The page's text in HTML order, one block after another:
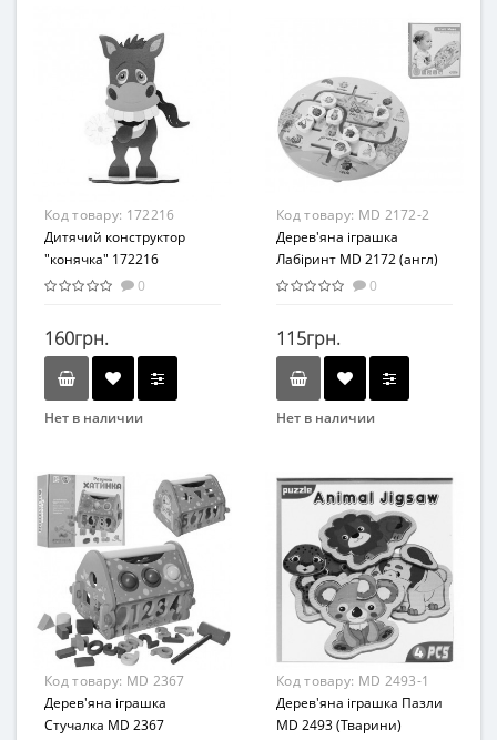
От 3-х лет
Материал
Развивающая игрушка
Возраст
от 3 лет
Материал
Дерево
Код товару: 172216
Дитячий конструктор
"конячка" 172216
дерев'яний
0
160грн.
Нет в наличии
Вид
Развивающая игрушка
Возраст
От 3-х лет
Возрастная группа
От 3 лет
Материал
Дерево
Код товару: MD 2172-2
Дерев'яна іграшка
Лабіринт MD 2172 (англ)
(Фрукти(англ))0
115грн.
Нет в наличии
Вид
Лабиринт
Возраст
от 3 лет
Материал
Код товару: MD 2367
Дерев'яна іграшка
Стучалка MD 2367
Код товару: MD 2493-1
Дерев'яна іграшка Пазли
MD 2493 (Тварини)